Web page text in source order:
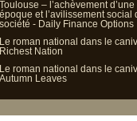
Toulouse – l’achèvement d’une
époque et l’avilissement social
société - Daily Finance Options
Le roman national dans le
Richest Nation
Le roman national dans le
Autumn Leaves